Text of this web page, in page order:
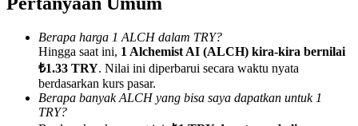
Referensi
Undang teman untuk mendapatkan imbalan tunai
BTC Welcome Rewards
Berapa harga 1 ALCH dalam TRY?
Hingga saat ini, 1 Alchemist AI (ALCH) kira-kira bernilai
₺1.33 TRY. Nilai ini diperbarui secara waktu nyata
berdasarkan kurs pasar.
Berapa banyak ALCH yang bisa saya dapatkan untuk 1
TRY?